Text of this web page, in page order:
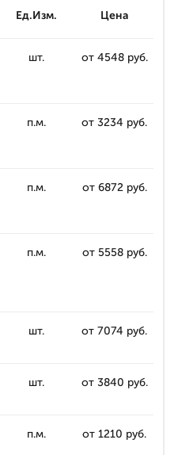
Ед.Изм. Цена
шт. от 4548 руб.
п.м. от 3234 руб.
п.м. от 6872 руб.
п.м. от 5558 руб.
шт. от 7074 руб.
шт. от 3840 руб.
п.м. от 1210 руб.